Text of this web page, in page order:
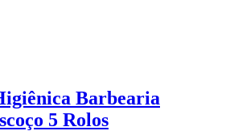
Barbearia
5 Rolos